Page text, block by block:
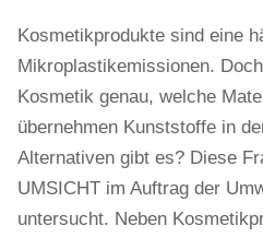
Kosmetikprodukte sind eine
Mikroplastikemissionen.
Kosmetik genau, welche
übernehmen Kunststoffe in
Alternativen gibt es? Diese
UMSICHT im Auftrag der
untersucht. Neben